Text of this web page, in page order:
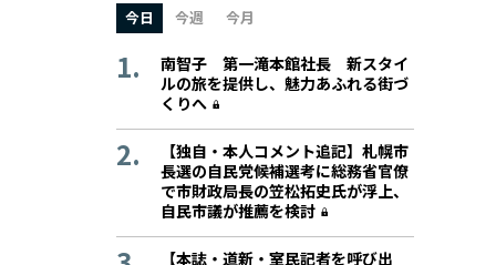
今日 今週 今月
南智子 第一滝本館社長 新スタイ
ルの旅を提供し、魅力あふれる街づ
くりへ
【独自・本人コメント追記】札幌市
長選の自民党候補選考に総務省官僚
で市財政局長の笠松拓史氏が浮上、
自民市議が推薦を検討
【本誌・道新・室民記者を呼び出